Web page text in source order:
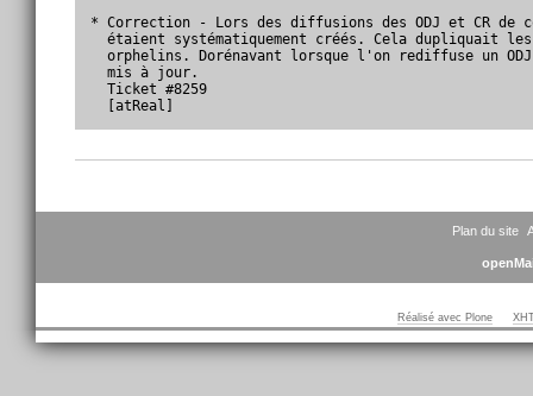
* Correction - Lors des diffusions des ODJ et CR de
étaient systématiquement créés. Cela dupliquait
orphelins. Dorénavant lorsque l'on rediffuse un
  mis à jour.
  Ticket #8259
  [atReal]
document
Plan du site
Réalisé avec Plone